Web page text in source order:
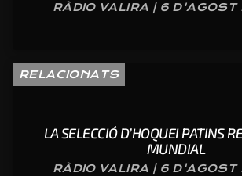
RÀDIO VALIRA | 6
RELACIONATS
LA SELECCIÓ D’HOQUEI PATINS
MUNDIAL
RÀDIO VALIRA | 6